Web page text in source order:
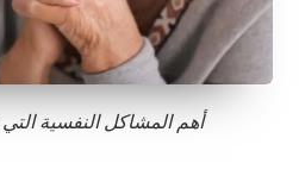
أهم المشاكل النفسية